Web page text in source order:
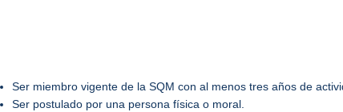
Ser miembro vigente de la SQM con al menos tres años de
Ser postulado por una persona física o moral.